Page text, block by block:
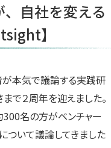
い
タ
ブ
開
き
ま
す）
い
ブ
開
き
ま
す）
い
ブ
開
き
ま
す）
コ
ピ
自社を変える
】
本気で議論する実践研
で２周年を迎えました。
300名の方がベンチャー
ついて議論してきました